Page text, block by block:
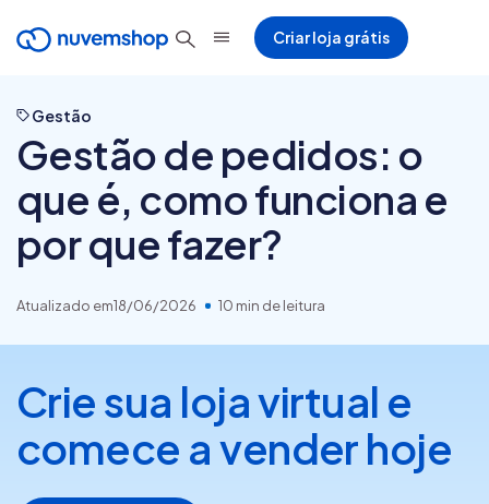
Criar loja grátis
Gestão
Gestão de pedidos: o
que é, como funciona e
por que fazer?
Atualizado em18/06/2026 10 min de leitura
Crie sua loja virtual e
comece a vender hoje